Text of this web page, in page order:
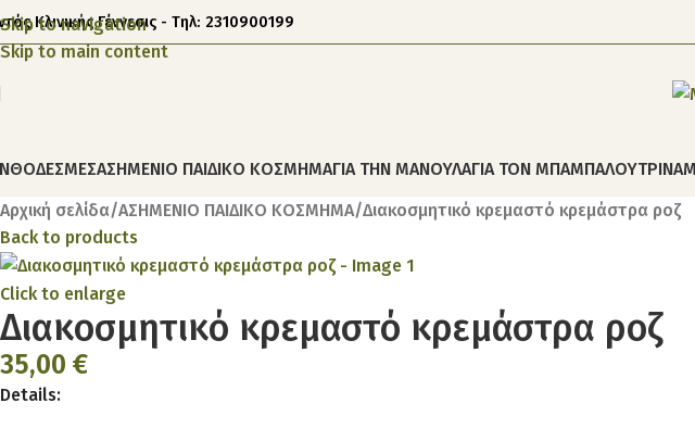
Skip to navigation
Skip to main content
Κλινικής Γέννεσις - Τηλ: 2310900199
ΑΣΗΜΕΝΙΟ ΠΑΙΔΙΚΟ ΚΟΣΜΗΜΑΓΙΑ ΤΗΝ ΜΑΝΟΥΛΑΓΙΑ ΤΟΝ ΜΠΑΜΠΑΛΟΥΤΡΙΝΑ
Αρχική σελίδα ΑΣΗΜΕΝΙΟ ΠΑΙΔΙΚΟ ΚΟΣΜΗΜΑ Διακοσμητικό κρεμαστό κρεμάστρα ροζ
Back to products
Click to enlarge
Διακοσμητικό κρεμαστό κρεμάστρα ροζ
35,00 €
Details: